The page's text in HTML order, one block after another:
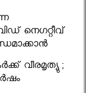
നെഗറ്റീവ്
വീരമൃത്യു ;